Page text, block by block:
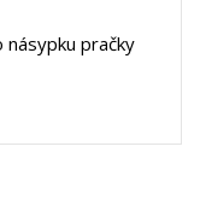
násypku pračky